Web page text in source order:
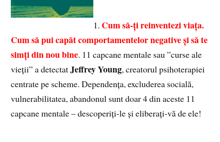
1. Cum să-ți reinventezi viața.
Cum să pui capăt comportamentelor negative și să te
simți din nou bine. 11 capcane mentale sau ”curse ale
vieții” a detectatJeffrey Young, creatorul psihoterapiei
centrate pe scheme. Dependența, excluderea socială,
vulnerabilitatea, abandonul sunt doar 4 din aceste 11
capcane mentale – descoperiți-le și eliberați-vă de ele!